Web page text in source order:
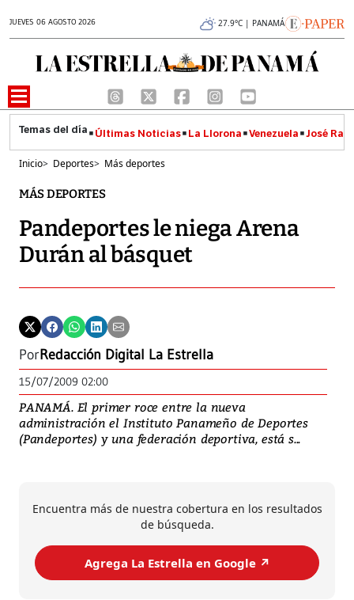
JUEVES 06 AGOSTO 2026 27.9°C | PANAMÁ
Últimas Noticias La Llorona Venezuela José
Inicio> Deportes> Más deportes
MÁS DEPORTES
Pandeportes le niega Arena
Durán al básquet
PorRedacción Digital La Estrella
15/07/2009 02:00
PANAMÁ. El primer roce entre la nueva
administración el Instituto Panameño de Deportes
(Pandeportes) y una federación deportiva, está s...
Encuentra más de nuestra cobertura en los resultados
de búsqueda.
Agrega La Estrella en Google ↗️